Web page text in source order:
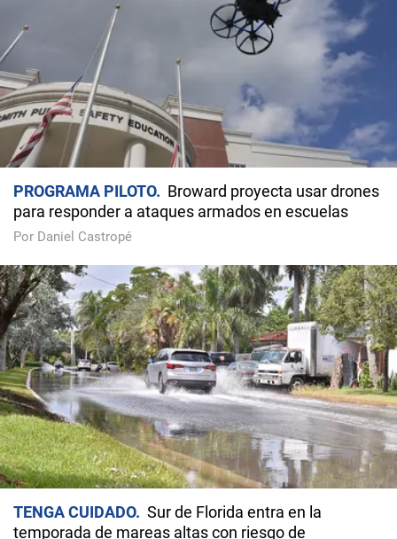
PROGRAMA PILOTO
Broward proyecta usar drones
para responder a ataques armados en escuelas
Por Daniel Castropé
TENGA CUIDADO
Sur de Florida entra en la
temporada de mareas altas con riesgo de